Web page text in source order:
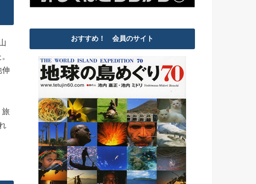
伸
旅
おすすめ！ 会員のサイト